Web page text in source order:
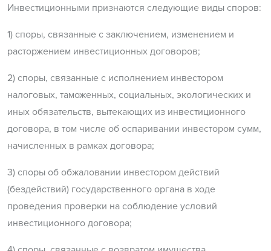
Инвестиционными признаются следующие виды споров:
1) споры, связанные с заключением, изменением и
расторжением инвестиционных договоров;
2) споры, связанные с исполнением инвестором
налоговых, таможенных, социальных, экологических и
иных обязательств, вытекающих из инвестиционного
договора, в том числе об оспаривании инвестором сумм,
начисленных в рамках договора;
3) споры об обжаловании инвестором действий
(бездействий) государственного органа в ходе
проведения проверки на соблюдение условий
инвестиционного договора;